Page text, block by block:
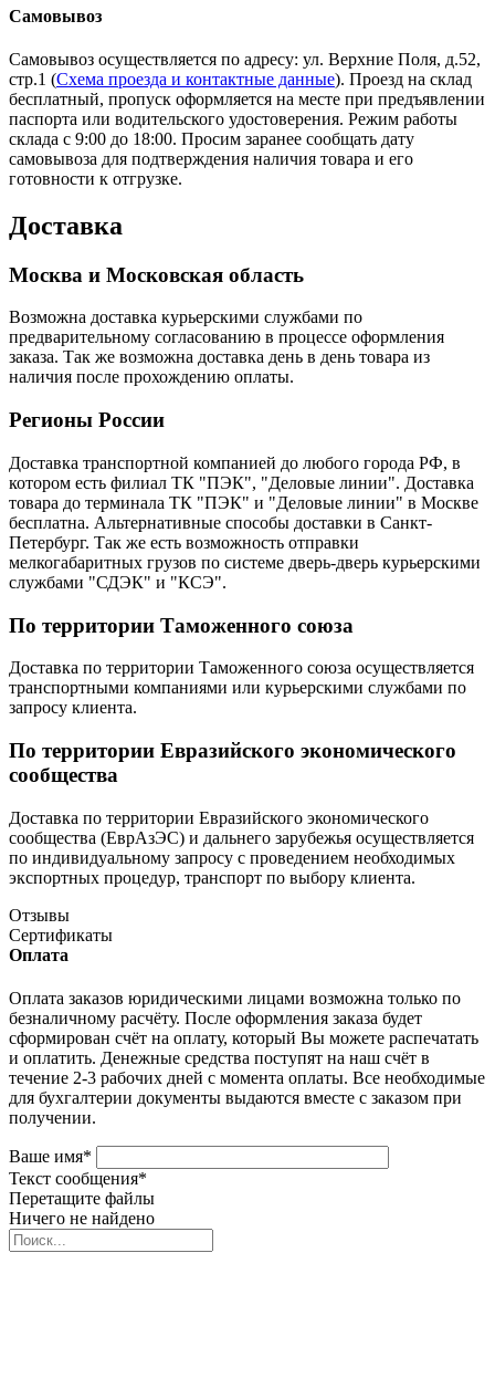
Самовывоз
Самовывоз осуществляется по адресу: ул. Верхние Поля, д.52,
стр.1 (Схема проезда и контактные данные). Проезд на склад
бесплатный, пропуск оформляется на месте при предъявлении
паспорта или водительского удостоверения. Режим работы
склада с 9:00 до 18:00. Просим заранее сообщать дату
самовывоза для подтверждения наличия товара и его
готовности к отгрузке.
Доставка
Москва и Московская область
Возможна доставка курьерскими службами по
предварительному согласованию в процессе оформления
заказа. Так же возможна доставка день в день товара из
наличия после прохождению оплаты.
Регионы России
Доставка транспортной компанией до любого города РФ, в
котором есть филиал ТК "ПЭК", "Деловые линии". Доставка
товара до терминала ТК "ПЭК" и "Деловые линии" в Москве
бесплатна. Альтернативные способы доставки в Санкт-
Петербург. Так же есть возможность отправки
мелкогабаритных грузов по системе дверь-дверь курьерскими
службами "СДЭК" и "КСЭ".
По территории Таможенного союза
Доставка по территории Таможенного союза осуществляется
транспортными компаниями или курьерскими службами по
запросу клиента.
По территории Евразийского экономического
сообщества
Доставка по территории Евразийского экономического
сообщества (ЕврАзЭС) и дальнего зарубежья осуществляется
по индивидуальному запросу с проведением необходимых
экспортных процедур, транспорт по выбору клиента.
Отзывы
Сертификаты
Оплата
Оплата заказов юридическими лицами возможна только по
безналичному расчёту. После оформления заказа будет
сформирован счёт на оплату, который Вы можете распечатать
и оплатить. Денежные средства поступят на наш счёт в
течение 2-3 рабочих дней с момента оплаты. Все необходимые
для бухгалтерии документы выдаются вместе с заказом при
получении.
Ваше имя*
Текст сообщения*
Перетащите файлы
Ничего не найдено